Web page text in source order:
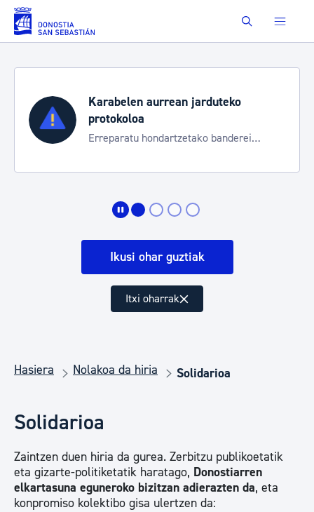
Eduki nagusira joan Buscar
Karabelen aurrean jarduteko
protokoloa
Erreparatu hondartzetako banderei
Ikusi ohar guztiak
Itxi oharrak
Hasiera Nolakoa da hiria Solidarioa
Solidarioa
Zaintzen duen hiria da gurea. Zerbitzu publikoetatik
eta gizarte-politiketatik haratago, Donostiarren
elkartasuna eguneroko bizitzan adierazten da, eta
konpromiso kolektibo gisa ulertzen da: